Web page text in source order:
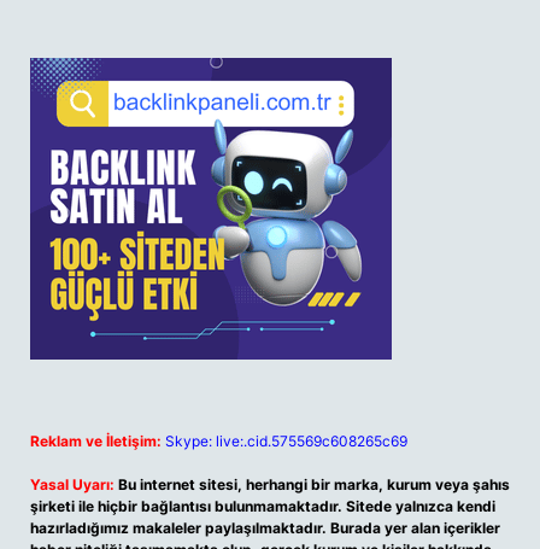
Reklam ve İletişim: Skype: live:.cid.575569c608265c69
Yasal Uyarı: Bu internet sitesi, herhangi bir marka, kurum veya şahıs
şirketi ile hiçbir bağlantısı bulunmamaktadır. Sitede yalnızca kendi
hazırladığımız makaleler paylaşılmaktadır. Burada yer alan içerikler